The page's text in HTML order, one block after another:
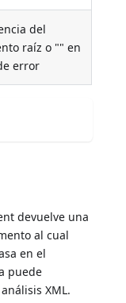
del
raíz o "" en
error
devuelve una
al cual
en el
puede
XML.